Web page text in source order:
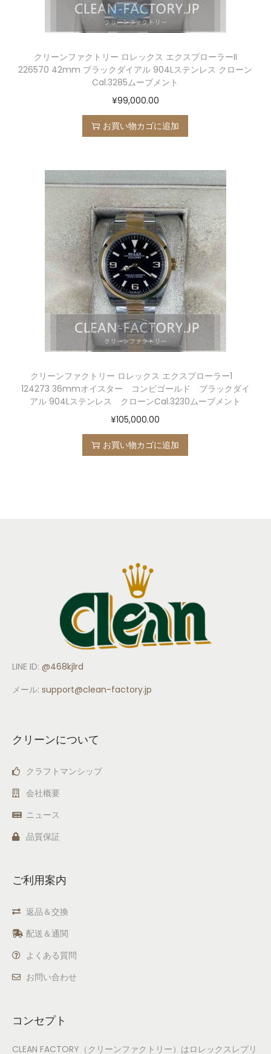
クリーンファクトリー ロレックス エクスプローラーII
226570 42mm ブラックダイアル 904Lステンレス クローン
Cal.3285ムーブメント
¥99,000.00
お買い物カゴに追加
クリーンファクトリー ロレックス エクスプローラー1
124273 36mmオイスター コンビゴールド ブラックダイ
アル 904Lステンレス クローンCal.3230ムーブメント
¥105,000.00
お買い物カゴに追加
LINE ID: @468kjlrd
メール: support@clean-factory.jp
クリーンについて
クラフトマンシップ
会社概要
ニュース
品質保証
ご利用案内
返品＆交換
配送＆通関
よくある質問
お問い合わせ
コンセプト
CLEAN FACTORY（クリーンファクトリー）はロレックスレプリ